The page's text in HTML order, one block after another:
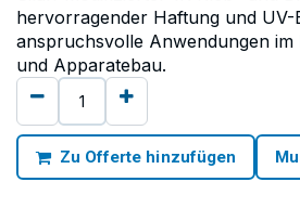
hervorragender Haftung und UV-
anspruchsvolle Anwendungen
und Apparatebau.
Zu Offerte hinzufügen